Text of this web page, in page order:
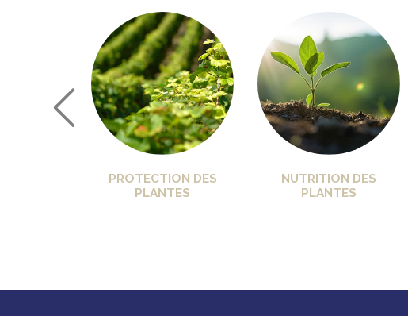
PROTECTION DES
PLANTES
NUTRITION DES
PLANTES